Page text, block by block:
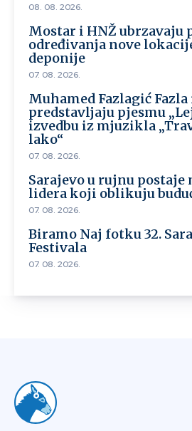
08. 08. 2026.
Mostar i HNŽ ubrzavaju
određivanja nove
deponije
07. 08. 2026.
Muhamed Fazlagić
predstavljaju pjesmu
izvedbu iz mjuzikla
lako“
07. 08. 2026.
Sarajevo u rujnu postaje
lidera koji oblikuju
07. 08. 2026.
Biramo Naj fotku 32.
Festivala
07. 08. 2026.